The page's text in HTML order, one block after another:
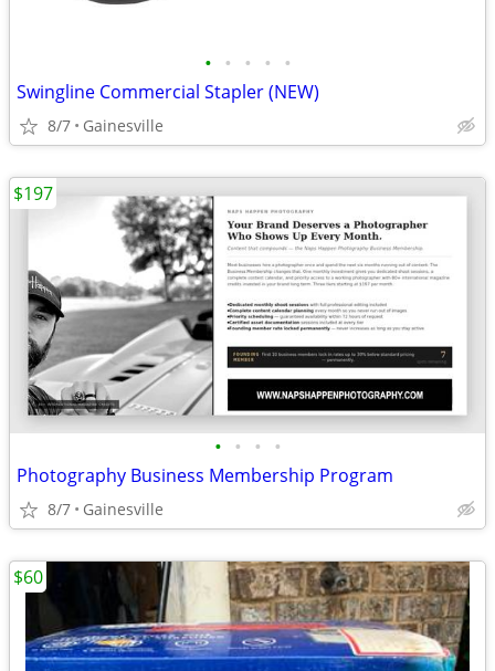
• • • • •
Swingline Commercial Stapler (NEW)
8/7 Gainesville
• • • •
Photography Business Membership Program
8/7 Gainesville
$197
$60